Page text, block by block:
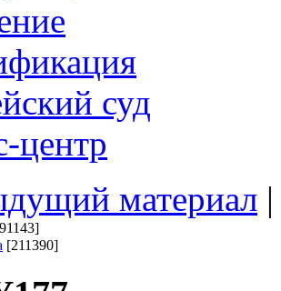
суд
центр
материал
[211390]